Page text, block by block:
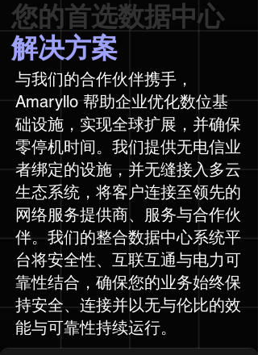
您的首选数据中心
解决方案
与我们的合作伙伴携手，
Amaryllo 帮助企业优化数位基
础设施，实现全球扩展，并确保
零停机时间。我们提供无电信业
者绑定的设施，并无缝接入多云
生态系统，将客户连接至领先的
网络服务提供商、服务与合作伙
伴。我们的整合数据中心系统平
台将安全性、互联互通与电力可
靠性结合，确保您的业务始终保
持安全、连接并以无与伦比的效
能与可靠性持续运行。